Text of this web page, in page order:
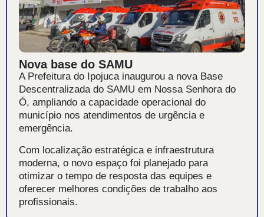
Nova base do SAMU
A Prefeitura do Ipojuca inaugurou a nova Base
Descentralizada do SAMU em Nossa Senhora do
Ó, ampliando a capacidade operacional do
município nos atendimentos de urgência e
emergência.
Com localização estratégica e infraestrutura
moderna, o novo espaço foi planejado para
otimizar o tempo de resposta das equipes e
oferecer melhores condições de trabalho aos
profissionais.